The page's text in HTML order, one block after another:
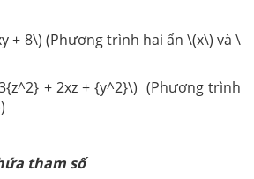
+ 8\) (Phương trình hai ẩn \(x\) và \
+ 2xz + {y^2}\) (Phương trình
tham số